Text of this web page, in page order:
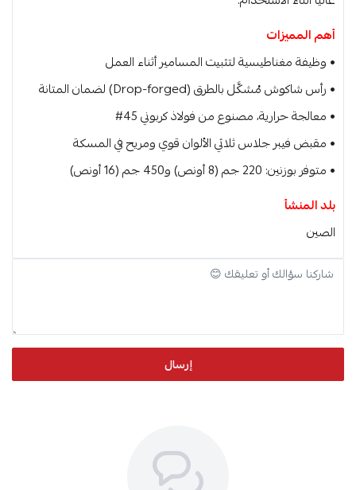
أهم المميزات
• وظيفة مغناطيسية لتثبيت المسامير أثناء العمل
• رأس شاكوش مُشكَّل بالطرق (Drop-forged) لضمان المتانة
• معالجة حرارية، مصنوع من فولاذ كربوني 45#
• مقبض فيبر جلاس ثلاثي الألوان قوي ومريح في المسكة
• متوفر بوزنين: 220 جم (8 أونص) و450 جم (16 أونص)
بلد المنشأ
الصين
إرسال